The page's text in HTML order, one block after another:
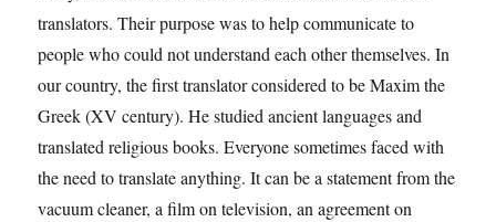
translators. Their purpose was to help communicate to
people who could not understand each other themselves. In
our country, the first translator considered to be Maxim the
Greek (XV century). He studied ancient languages ​​and
translated religious books. Everyone sometimes faced with
the need to translate anything. It can be a statement from the
vacuum cleaner, a film on television, an agreement on